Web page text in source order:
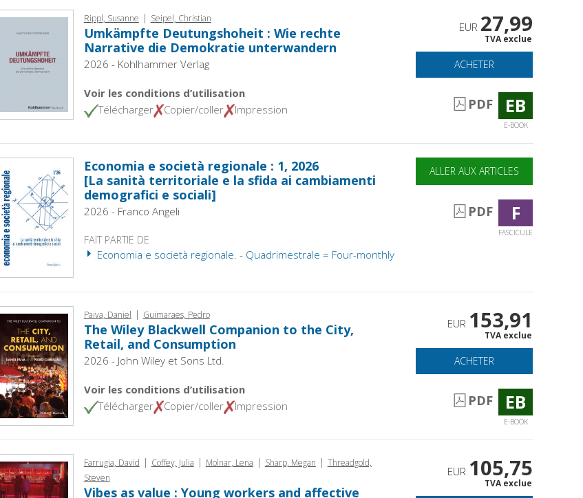
Rippl, Susanne | Seipel, Christian
Umkämpfte Deutungshoheit : Wie rechte
Narrative die Demokratie unterwandern
2026 - Kohlhammer Verlag
Voir les conditions d’utilisation
Télécharger
Copier/coller Impression
EUR 27,99
TVA exclue
ACHETER
PDF EB
E-BOOK
Economia e società regionale : 1, 2026
[La sanità territoriale e la sfida ai cambiamenti
demografici e sociali]
2026 - Franco Angeli
FAIT PARTIE DE
Economia e società regionale. - Quadrimestrale = Four-monthly
ALLER AUX ARTICLES
PDF F
FASCICULE
Paiva, Daniel | Guimaraes, Pedro
The Wiley Blackwell Companion to the City,
Retail, and Consumption
2026 - John Wiley et Sons Ltd.
Voir les conditions d’utilisation
Télécharger
Copier/coller Impression
EUR 153,91
TVA exclue
ACHETER
PDF EB
E-BOOK
Farrugia, David | Coffey, Julia | Molnar, Lena | Sharp, Megan | Threadgold,
Steven
Vibes as value : Young workers and affective
EUR 105,75
TVA exclue